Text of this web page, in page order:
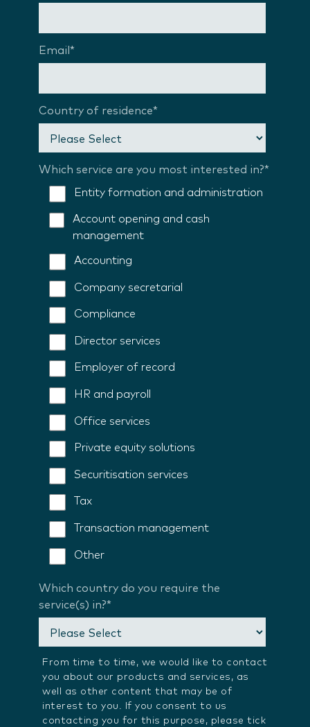
Email *
Country of residence*
Which service are you most interested in?*
Entity formation and administration
Account opening and cash
management
Accounting
Company secretarial
Compliance
Director services
Employer of record
HR and payroll
Office services
Private equity solutions
Securitisation services
Tax
Transaction management
Other
Which country do you require the
service(s) in?*
From time to time, we would like to contact
you about our products and services, as
well as other content that may be of
interest to you. If you consent to us
contacting you for this purpose, please tick